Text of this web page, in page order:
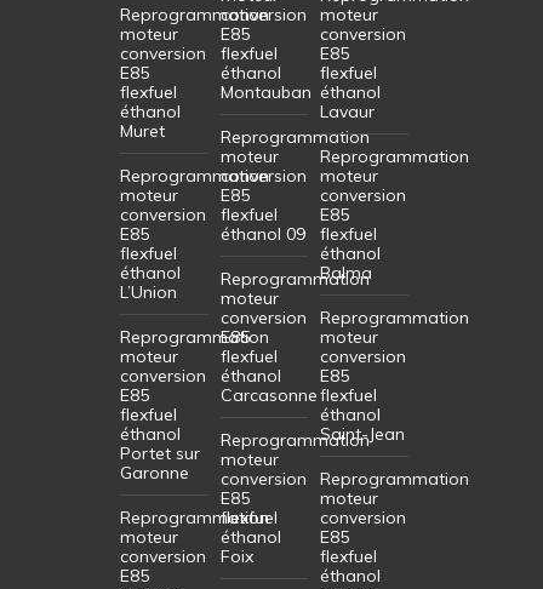
Reprogrammation
moteur
conversion
E85
flexfuel
éthanol
Muret
Reprogrammation
moteur
conversion
E85
flexfuel
éthanol
L’Union
Reprogrammation
moteur
conversion
E85
flexfuel
éthanol
Portet sur
Garonne
Reprogrammation
moteur
conversion
E85
conversion
E85
flexfuel
éthanol
Montauban
Reprogrammation
moteur
conversion
E85
flexfuel
éthanol 09
Reprogrammation
moteur
conversion
E85
flexfuel
éthanol
Carcasonne
Reprogrammation
moteur
conversion
E85
flexfuel
éthanol
Foix
moteur
conversion
E85
flexfuel
éthanol
Lavaur
Reprogrammation
moteur
conversion
E85
flexfuel
éthanol
Balma
Reprogrammation
moteur
conversion
E85
flexfuel
éthanol
Saint-Jean
Reprogrammation
moteur
conversion
E85
flexfuel
éthanol